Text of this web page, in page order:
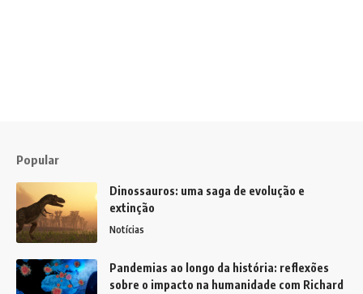
Popular
Dinossauros: uma saga de evolução e
extinção
Notícias
Pandemias ao longo da história: reflexões
sobre o impacto na humanidade com Richard